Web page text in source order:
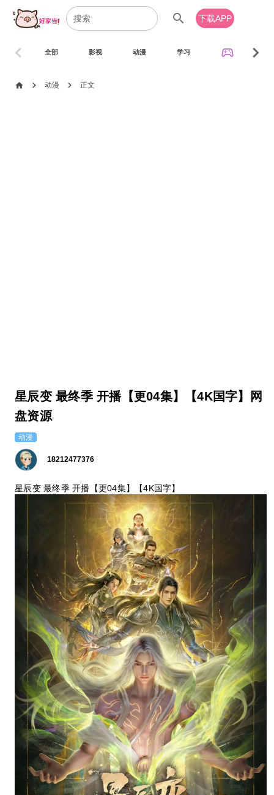
search 下载APP
全部 影视 动漫 学习 sports_esports
chevron_left chevron_right
home chevron_right 动漫 chevron_right 正文
星辰变 最终季 开播【更04集】【4K国字】网
盘资源
动漫
18212477376
星辰变 最终季 开播【更04集】【4K国字】